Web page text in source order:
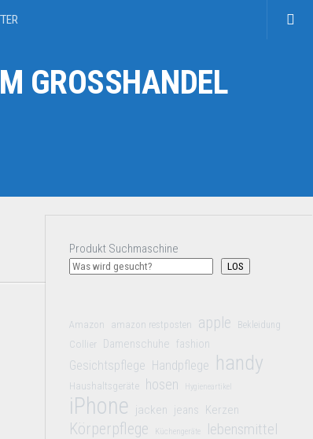
GROSSHANDEL
Produkt Suchmaschine
LOS
Amazon amazon restposten apple Bekleidung
Collier Damenschuhe fashion
Gesichtspflege Handpflege handy
Haushaltsgeräte hosen Hygieneartikel
iPhone jacken jeans Kerzen
Körperpflege Küchengeräte lebensmittel